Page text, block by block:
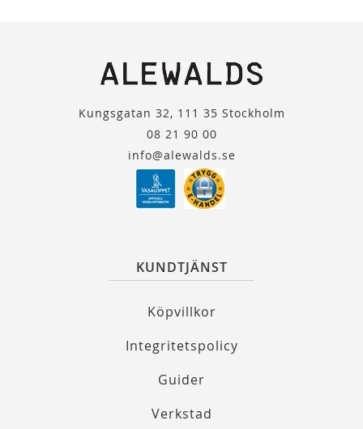
Kungsgatan 32, 111 35 Stockholm
08 21 90 00
info@alewalds.se
KUNDTJÄNST
Köpvillkor
Integritetspolicy
Guider
Verkstad